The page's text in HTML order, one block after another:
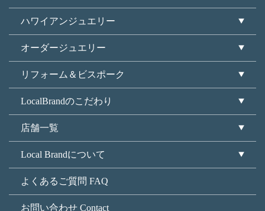
ハワイアンジュエリー
オーダージュエリー
リフォーム＆ビスポーク
LocalBrandのこだわり
店舗一覧
Local Brandについて
よくあるご質問 FAQ
お問い合わせ Contact